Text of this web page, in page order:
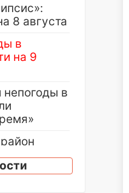
8 августа
в
на 9
в
области
тысяч